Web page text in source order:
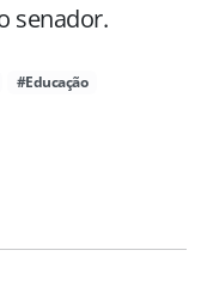
senador.
#Educação